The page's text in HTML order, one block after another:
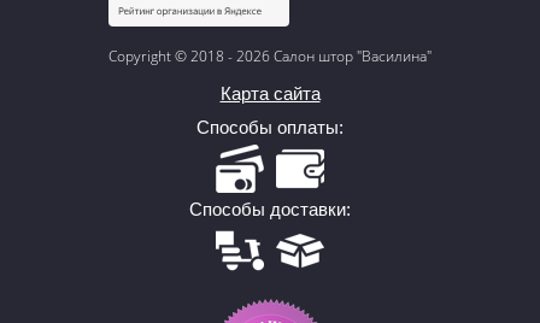
Copyright © 2018 - 2026 Салон штор "Василина"
Карта сайта
Способы оплаты:
Способы доставки: